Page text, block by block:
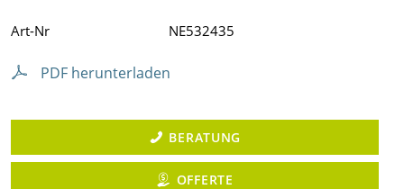
PDF herunterladen
BERATUNG
OFFERTE
Art-Nr NE532435